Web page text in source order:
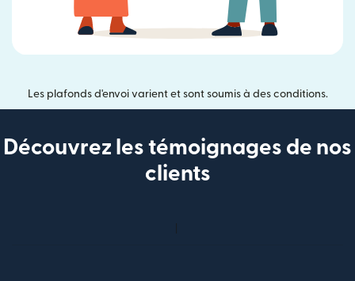
Les plafonds d'envoi varient et sont soumis à des conditions.
Découvrez les témoignages de nos
clients